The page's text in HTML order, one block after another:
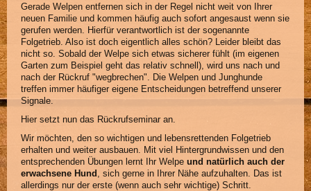
Gerade Welpen entfernen sich in der Regel nicht weit von Ihrer
neuen Familie und kommen häufig auch sofort angesaust wenn sie
gerufen werden. Hierfür verantwortlich ist der sogenannte
Folgetrieb. Also ist doch eigentlich alles schön? Leider bleibt das
nicht so. Sobald der Welpe sich etwas sicherer fühlt (im eigenen
Garten zum Beispiel geht das relativ schnell), wird uns nach und
nach der Rückruf "wegbrechen". Die Welpen und Junghunde
treffen immer häufiger eigene Entscheidungen betreffend unserer
Signale.
Hier setzt nun das Rückrufseminar an.
Wir möchten, den so wichtigen und lebensrettenden Folgetrieb
erhalten und weiter ausbauen. Mit viel Hintergrundwissen und den
entsprechenden Übungen lernt Ihr Welpe und natürlich auch der
erwachsene Hund
, sich gerne in Ihrer Nähe aufzuhalten. Das ist
allerdings nur der erste (wenn auch sehr wichtige) Schritt.